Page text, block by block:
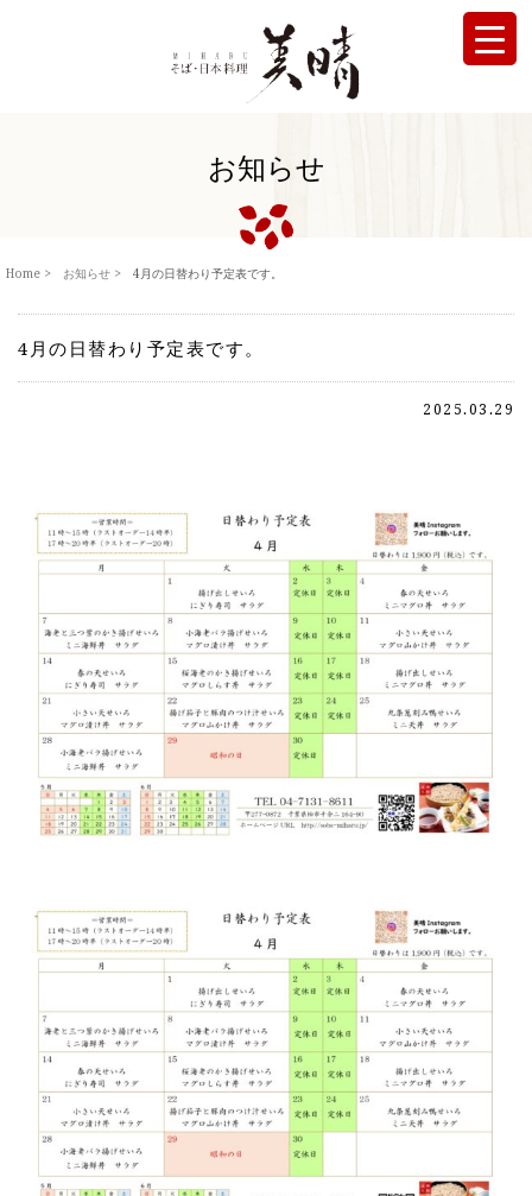
お知らせ
Home お知らせ 4月の日替わり予定表です。
4月の日替わり予定表です。
2025.03.29